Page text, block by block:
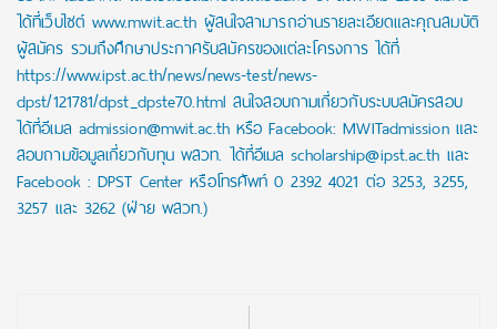
ได้ที่เว็บไซต์ www.mwit.ac.th ผู้สนใจสามารถอ่านรายละเอียดและคุณสมบัติ
ผู้สมัคร รวมถึงศึกษาประกาศรับสมัครของแต่ละโครงการ ได้ที่
https://www.ipst.ac.th/news/news-test/news-
dpst/121781/dpst_dpste70.html สนใจสอบถามเกี่ยวกับระบบสมัครสอบ
ได้ที่อีเมล admission@mwit.ac.th หรือ Facebook: MWITadmission และ
สอบถามข้อมูลเกี่ยวกับทุน พสวท. ได้ที่อีเมล scholarship@ipst.ac.th และ
Facebook : DPST Center หรือโทรศัพท์ 0 2392 4021 ต่อ 3253, 3255,
3257 และ 3262 (ฝ่าย พสวท.)